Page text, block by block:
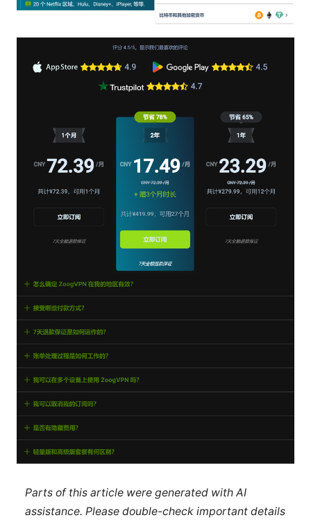
Parts of this article were generated with AI
assistance. Please double-check important details